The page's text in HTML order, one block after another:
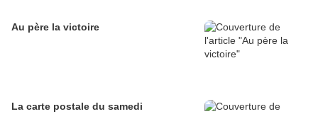
Au père la victoire
La carte postale du samedi